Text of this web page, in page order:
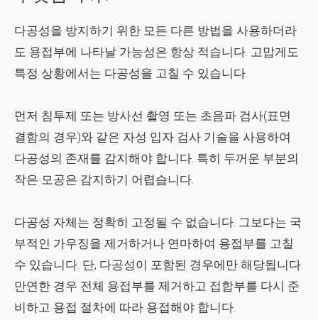
다공성을 방지하기 위한 모든 다른 방법을 사용하더라
도 용접부에 나타날 가능성은 항상 적습니다. 고맙게도
특정 상황에서는 다공성을 고칠 수 있습니다.
먼저 침투제 또는 방사선 촬영 또는 초음파 검사(표면
결함의 경우)와 같은 자성 입자 검사 기술을 사용하여
다공성의 존재를 감지해야 합니다. 특히 두꺼운 부분의
작은 모공은 감지하기 어렵습니다.
다공성 자체는 정확히 고정될 수 없습니다. 그보다는 국
부적인 가우징을 제거하거나 연마하여 용접부를 고칠
수 있습니다. 단, 다공성이 포함된 경우에만 해당됩니다.
만연한 경우 전체 용접부를 제거하고 접합부를 다시 준
비하고 용접 절차에 따라 용접해야 합니다.